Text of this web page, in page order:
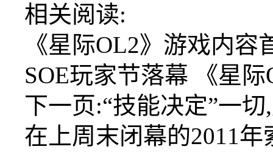
相关阅读:
《星际OL2》游戏内
SOE玩家节落幕 《星
下一页:“技能决定”一
在上周末闭幕的2011